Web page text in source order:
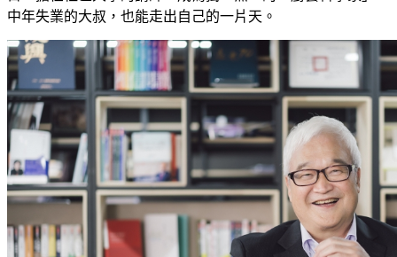
中年失業的大叔，也能走出自己的一片天。